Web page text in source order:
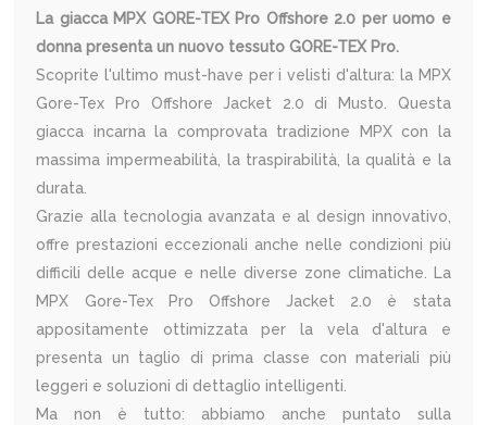
La giacca MPX GORE-TEX Pro Offshore 2.0 per uomo e
donna presenta un nuovo tessuto GORE-TEX Pro.
Scoprite l'ultimo must-have per i velisti d'altura: la MPX
Gore-Tex Pro Offshore Jacket 2.0 di Musto. Questa
giacca incarna la comprovata tradizione MPX con la
massima impermeabilità, la traspirabilità, la qualità e la
durata.
Grazie alla tecnologia avanzata e al design innovativo,
offre prestazioni eccezionali anche nelle condizioni più
difficili delle acque e nelle diverse zone climatiche. La
MPX Gore-Tex Pro Offshore Jacket 2.0 è stata
appositamente ottimizzata per la vela d'altura e
presenta un taglio di prima classe con materiali più
leggeri e soluzioni di dettaglio intelligenti.
Ma non è tutto: abbiamo anche puntato sulla